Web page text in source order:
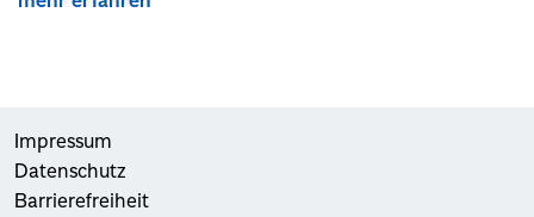
Impressum
Datenschutz
Barrierefreiheit